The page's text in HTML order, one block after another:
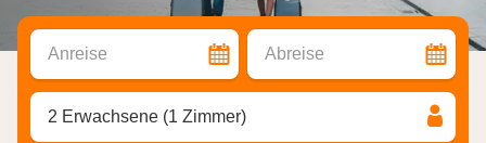
Anreise Abreise
2 Erwachsene (1 Zimmer)